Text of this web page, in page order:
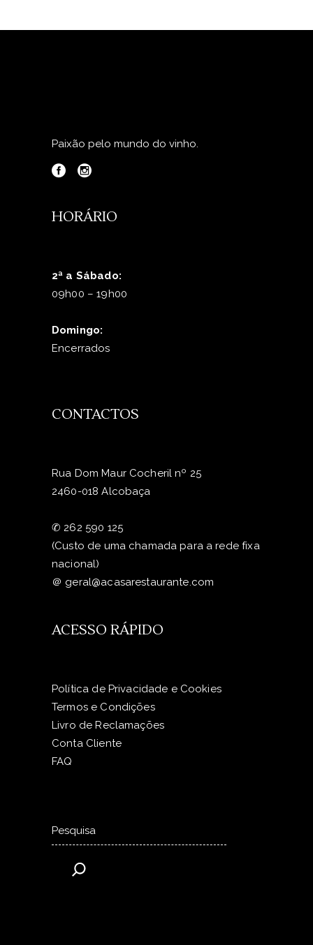
Paixão pelo mundo do vinho.
HORÁRIO
2ª a Sábado:
09h00 – 19h00
Domingo:
Encerrados
CONTACTOS
Rua Dom Maur Cocheril nº 25
2460-018 Alcobaça
✆ 262 590 125
(Custo de uma chamada para a rede fixa
nacional)
＠ geral@acasarestaurante.com
ACESSO RÁPIDO
Política de Privacidade e Cookies
Termos e Condições
Livro de Reclamações
Conta Cliente
FAQ